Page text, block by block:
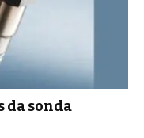
da sonda